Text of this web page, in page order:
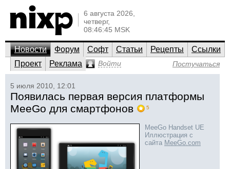
6 августа 2026,
четверг,
08:46:45 MSK
Новости Форум Софт Статьи Рецепты
Ссылки
Проект
Реклама Войти Постучаться
5 июля 2010, 12:01
Появилась первая версия платформы
MeeGo для смартфонов
5
MeeGo Handset UE
Иллюстрация с
сайта MeeGo.com